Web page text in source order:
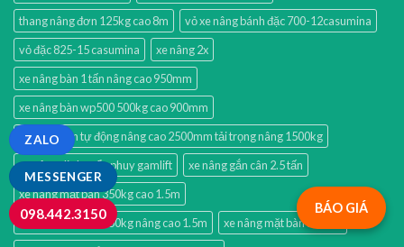
thang nâng đơn 125kg cao 8m
vỏ xe nâng bánh đặc 700-12casumina
vỏ đặc 825-15 casumina
xe nâng 2x
xe nâng bàn 1 tấn nâng cao 950mm
xe nâng bàn wp500 500kg cao 900mm
xe nâng bán tự động nâng cao 2500mm tải trọng nâng 1500kg
xe nâng di chuyển phuy gamlift
xe nâng gắn cân 2.5 tấn
xe nâng mặt bàn 350kg cao 1.5m
xe nâng mặt bàn 350kg nâng cao 1.5m
xe nâng mặt bàn điện 2x
BÁO GIÁ
MESSENGER
ZALO
098.442.3150